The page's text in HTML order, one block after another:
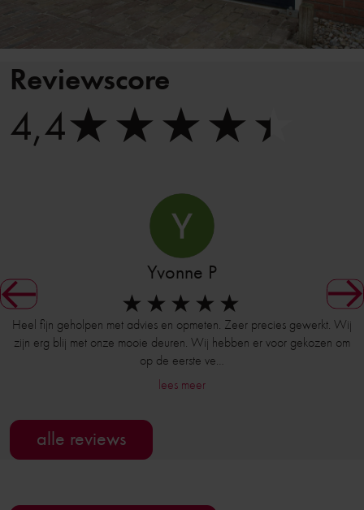
Reviewscore
4,4
Yvonne P
Heel fijn geholpen met advies en opmeten. Zeer precies gewerkt. Wij
zijn erg blij met onze mooie deuren. Wij hebben er voor gekozen om
op de eerste ve…
lees meer
alle reviews